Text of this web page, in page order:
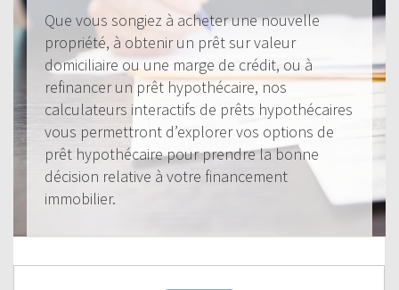
Que vous songiez à acheter une nouvelle
propriété, à obtenir un prêt sur valeur
domiciliaire ou une marge de crédit, ou à
refinancer un prêt hypothécaire, nos
calculateurs interactifs de prêts hypothécaires
vous permettront d’explorer vos options de
prêt hypothécaire pour prendre la bonne
décision relative à votre financement
immobilier.